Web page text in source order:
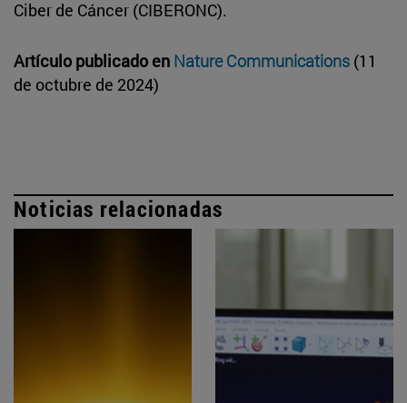
Ciber de Cáncer (CIBERONC).
Artículo publicado en Nature Communications (11
de octubre de 2024)
Noticias relacionadas